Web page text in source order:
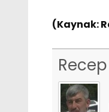
(Kaynak: